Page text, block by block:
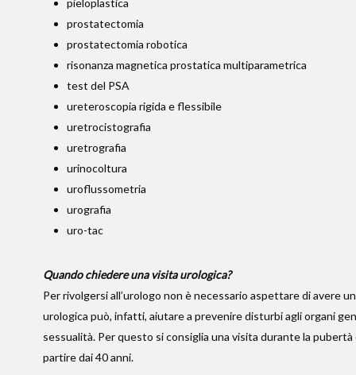
pieloplastica
prostatectomia
prostatectomia robotica
risonanza magnetica prostatica multiparametrica
test del PSA
ureteroscopia rigida e flessibile
uretrocistografia
uretrografia
urinocoltura
uroflussometria
urografia
uro-tac
Quando chiedere una visita urologica?
Per rivolgersi all’urologo non è necessario aspettare di avere
urologica può, infatti, aiutare a prevenire disturbi agli organi
sessualità. Per questo si consiglia una visita durante la pubertà
partire dai 40 anni.